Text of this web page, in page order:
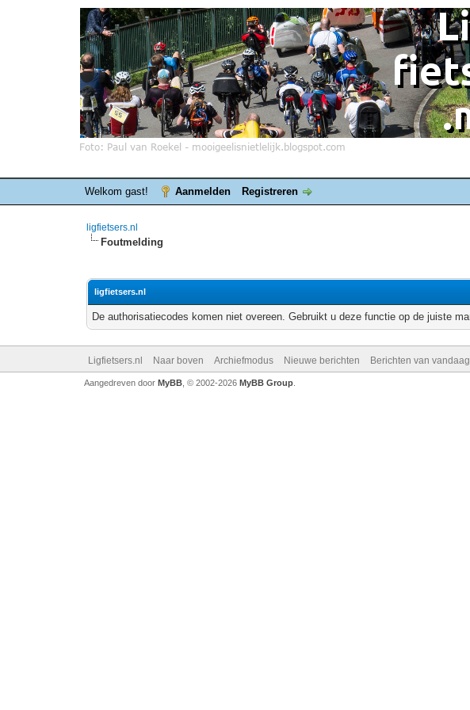
Welkom gast! Aanmelden Registreren
ligfietsers.nl
Foutmelding
ligfietsers.nl
De authorisatiecodes komen niet overeen. Gebruikt u deze functie op de juiste
Ligfietsers.nl Naar boven Archiefmodus Nieuwe berichten Berichten van vandaag
Aangedreven door MyBB, © 2002-2026 MyBB Group.